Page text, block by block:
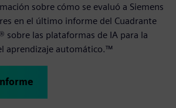
sobre cómo se evaluó a Siemens
en el último informe del Cuadrante
sobre las plataformas de IA para la
aprendizaje automático.™